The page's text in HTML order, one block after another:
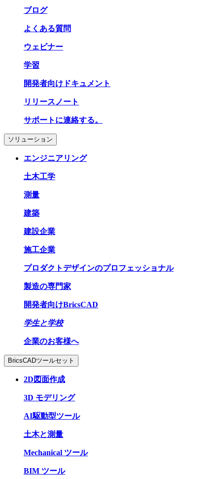
ブログ
よくある質問
ウェビナー
学習
開発者向けドキュメント
リリースノート
サポートに連絡する。
ソリューション
エンジニアリング
土木工学
測量
建築
建設企業
施工企業
プロダクトデザインのプロフェッショナル
製造の専門家
開発者向けBricsCAD
学生と学校
企業のお客様へ
BricsCADツールセット
2D図面作成
3D モデリング
AI駆動型ツール
土木と測量
Mechanical ツール
BIM ツール